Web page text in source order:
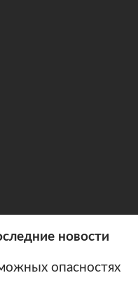
новости
опасностях